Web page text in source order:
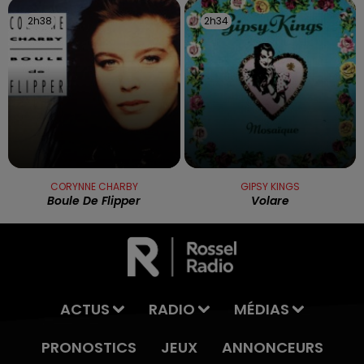
2h38
2h38
CORYNNE CHARBY
Boule De Flipper
2h34
2h34
GIPSY KINGS
Volare
ACTUS RADIO
MÉDIAS
PRONOSTICS
JEUX ANNONCEURS